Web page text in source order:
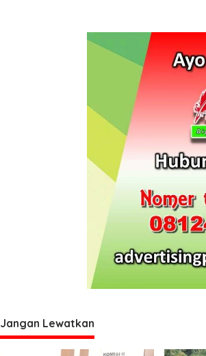
Jangan Lewatkan